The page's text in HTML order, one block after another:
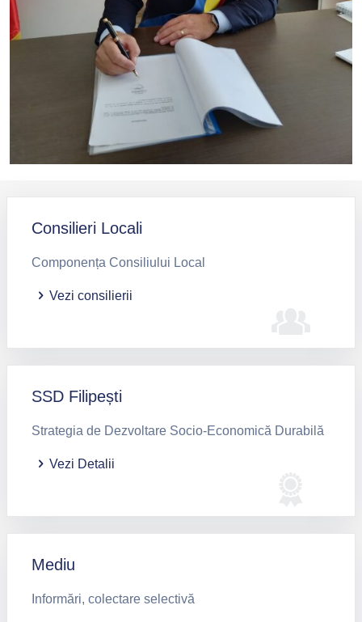
Consilieri Locali
Componența Consiliului Local
Vezi consilierii
SSD Filipești
Strategia de Dezvoltare Socio-Economică Durabilă
Vezi Detalii
Mediu
Informări, colectare selectivă